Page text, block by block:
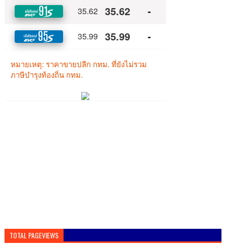
TOTAL PAGEVIEWS